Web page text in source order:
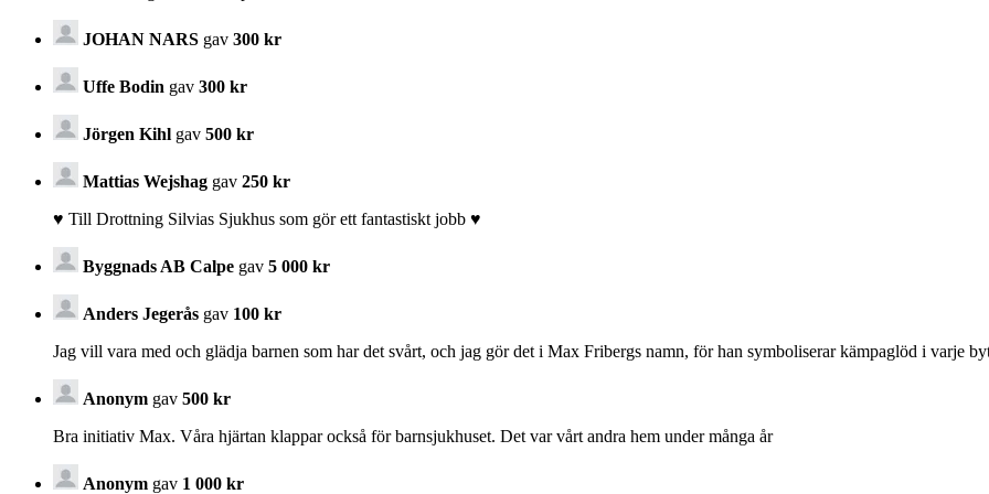
JOHAN NARS gav 300 kr
Uffe Bodin gav 300 kr
Jörgen Kihl gav 500 kr
Mattias Wejshag gav 250 kr
♥️ Till Drottning Silvias Sjukhus som gör ett fantastiskt jobb ♥️
Byggnads AB Calpe gav 5 000 kr
Anders Jegerås gav 100 kr
Jag vill vara med och glädja barnen som har det svårt, och jag gör det i Max Fribergs namn, för han symboliserar kämpaglöd i varje
Anonym gav 500 kr
Bra initiativ Max. Våra hjärtan klappar också för barnsjukhuset. Det var vårt andra hem under många år
Anonym gav 1 000 kr